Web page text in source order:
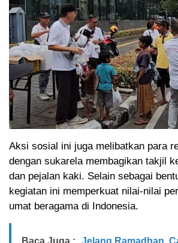
Aksi sosial ini juga melibatkan para
dengan sukarela membagikan takjil
dan pejalan kaki. Selain sebagai
kegiatan ini memperkuat nilai-nilai
umat beragama di Indonesia.
Baca Juga :
Jelang Ramadhan,